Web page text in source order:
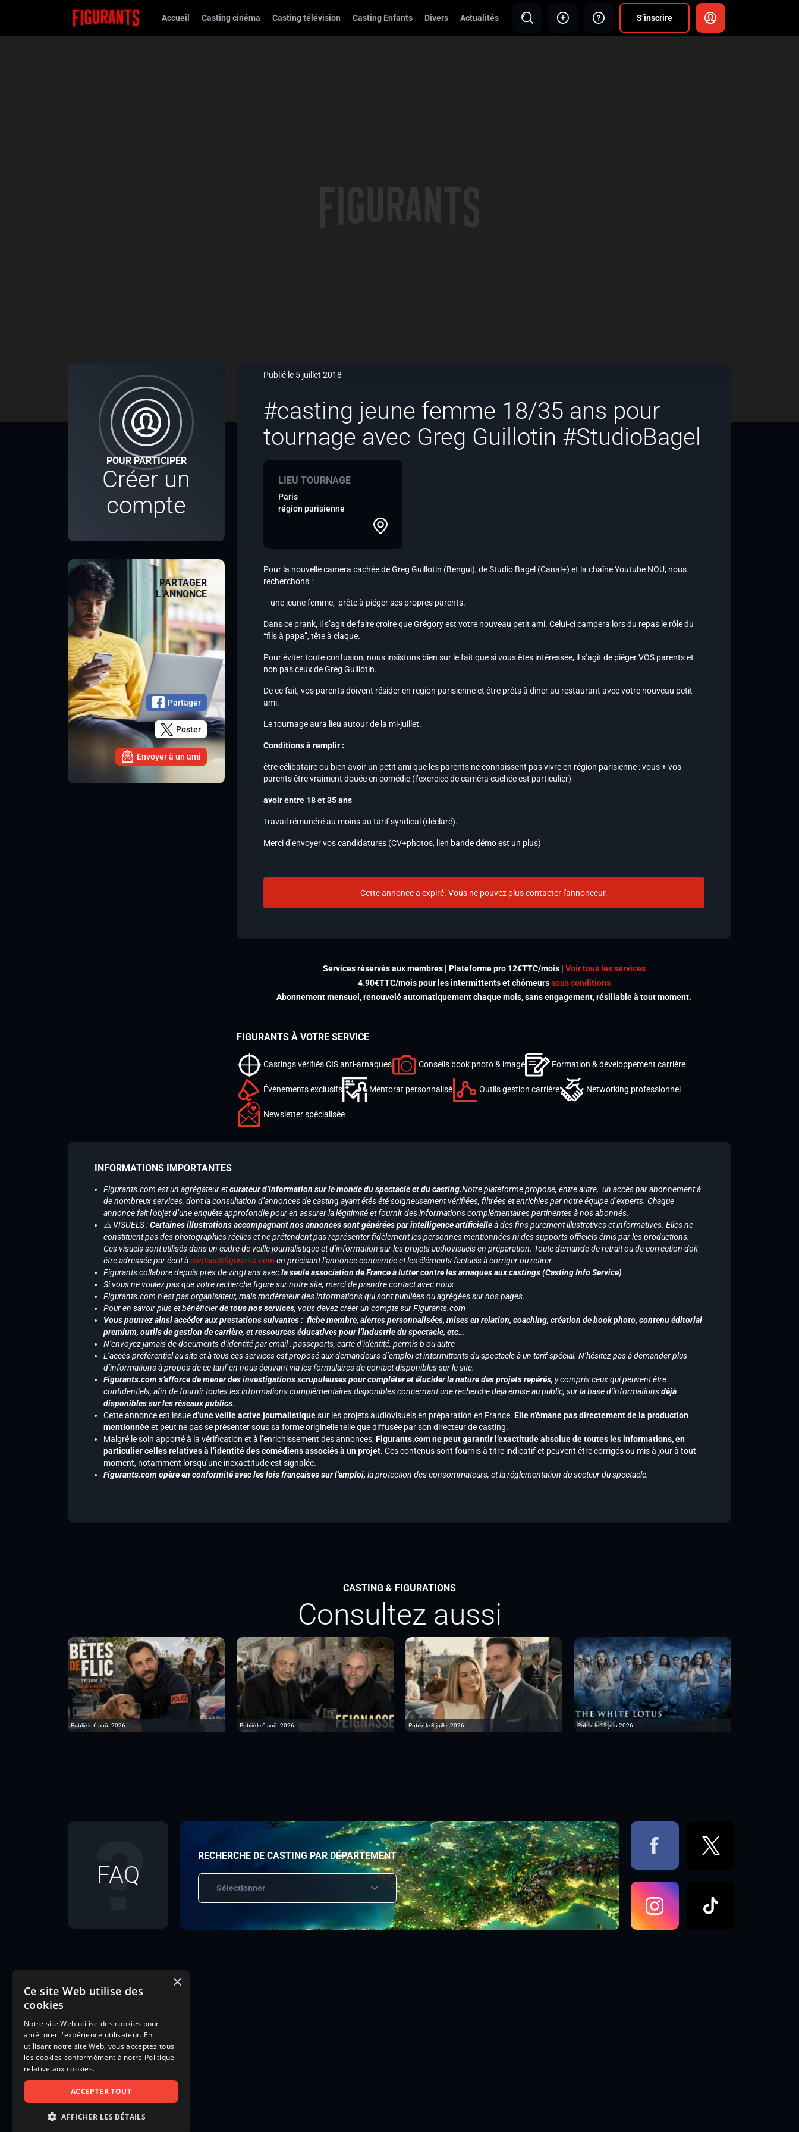
Accueil Casting cinéma Casting télévision Casting Enfants Divers Actualités S’inscrire
POUR PARTICIPER
Créer un
compte
PARTAGER
L’ANNONCE
Partager
Poster
Envoyer à un ami
Publié le 5 juillet 2018
#casting jeune femme 18/35 ans pour
tournage avec Greg Guillotin #StudioBagel
LIEU TOURNAGE
Paris
région parisienne
Pour la nouvelle camera cachée de Greg Guillotin (Bengui), de Studio Bagel (Canal+) et la chaîne Youtube NOU, nous
recherchons :
– une jeune femme, prête à piéger ses propres parents.
Dans ce prank, il s’agit de faire croire que Grégory est votre nouveau petit ami. Celui-ci campera lors du repas le rôle du
“fils à papa”, tête à claque.
Pour éviter toute confusion, nous insistons bien sur le fait que si vous êtes intéressée, il s’agit de piéger VOS parents et
non pas ceux de Greg Guillotin.
De ce fait, vos parents doivent résider en region parisienne et être prêts à diner au restaurant avec votre nouveau petit
ami.
Le tournage aura lieu autour de la mi-juillet.
Conditions à remplir :
être célibataire ou bien avoir un petit ami que les parents ne connaissent pas vivre en région parisienne : vous + vos
parents être vraiment douée en comédie (l’exercice de caméra cachée est particulier)
avoir entre 18 et 35 ans
Travail rémunéré au moins au tarif syndical (déclaré).
Merci d’envoyer vos candidatures (CV+photos, lien bande démo est un plus)
Cette annonce a expiré. Vous ne pouvez plus contacter l'annonceur.
Services réservés aux membres | Plateforme pro 12€TTC/mois | Voir tous les services
4.90€TTC/mois pour les intermittents et chômeurssous conditions
Abonnement mensuel, renouvelé automatiquement chaque mois, sans engagement, résiliable à tout moment.
FIGURANTS À VOTRE SERVICE
Castings vérifiés CIS anti-arnaques Conseils book photo & image Formation & développement carrière
Événements exclusifs Mentorat personnalisé Outils gestion carrière Networking professionnel
Newsletter spécialisée
INFORMATIONS IMPORTANTES
Figurants.com est un agrégateur etcurateur d’information sur le monde du spectacle et du casting.Notre plateforme propose, entre autre, un accès par abonnement à
de nombreux services, dont la consultation d’annonces de casting ayant étés été soigneusement vérifiées, filtrées et enrichies par notre équipe d’experts. Chaque
annonce fait l’objet d’une enquête approfondie pour en assurer la légitimité et fournir des informations complémentaires pertinentes à nos abonnés.
⚠️ VISUELS :Certaines illustrations accompagnant nos annonces sont générées par intelligence artificielleà des fins purement illustratives et informatives. Elles ne
constituent pas des photographies réelles et ne prétendent pas représenter fidèlement les personnes mentionnées ni des supports officiels émis par les productions.
Ces visuels sont utilisés dans un cadre de veille journalistique et d’information sur les projets audiovisuels en préparation. Toute demande de retrait ou de correction doit
être adressée par écrit àcontact@figurants.com en précisant l’annonce concernée et les éléments factuels à corriger ou retirer.
Figurants collabore depuis près de vingt ans avecla seule association de France à lutter contre les arnaques aux castings (Casting Info Service)
Si vous ne voulez pas que votre recherche figure sur notre site, merci de prendre contact avec nous
Figurants.com n’est pas organisateur, mais modérateur des informations qui sont publiées ou agrégées sur nos pages.
Pour en savoir plus et bénéficierde tous nos services, vous devez créer un compte sur Figurants.com
Vous pourrez ainsi accéder aux prestations suivantes : fiche membre, alertes personnalisées, mises en relation, coaching, création de book photo, contenu éditorial
premium, outils de gestion de carrière, et ressources éducatives pour l’industrie du spectacle, etc…
N’envoyez jamais de documents d’identité par email : passeports, carte d’identité, permis b ou autre
L’accès préférentiel au site et à tous ces services est proposé aux demandeurs d’emploi et intermittents du spectacle à un tarif spécial. N’hésitez pas à demander plus
d’informations à propos de ce tarif en nous écrivant via les formulaires de contact disponibles sur le site.
Figurants.com s’efforce de mener des investigations scrupuleuses pour compléter et élucider la nature des projets repérés, y compris ceux qui peuvent être
confidentiels, afin de fournir toutes les informations complémentaires disponibles concernant une recherche déjà émise au public, sur la base d’informationsdéjà
disponibles sur les réseaux publics.
Cette annonce est issued’une veille active journalistiquesur les projets audiovisuels en préparation en France. Elle n’émane pas directement de la production
mentionnéeet peut ne pas se présenter sous sa forme originelle telle que diffusée par son directeur de casting.
Malgré le soin apporté à la vérification et à l’enrichissement des annonces,Figurants.com ne peut garantir l’exactitude absolue de toutes les informations, en
particulier celles relatives à l’identité des comédiens associés à un projet. Ces contenus sont fournis à titre indicatif et peuvent être corrigés ou mis à jour à tout
moment, notamment lorsqu’une inexactitude est signalée.
Figurants.com opère en conformité avec les lois françaises sur l’emploi, la protection des consommateurs, et la réglementation du secteur du spectacle.
CASTING & FIGURATIONS
Consultez aussi
Publié le 6 août 2026 Publié le 6 août 2026 Publié le 3 juillet 2026 Publié le 12 juin 2026
FAQ
RECHERCHE DE CASTING PAR DÉPARTEMENT
Sélectionner
×
Ce site Web utilise des
cookies
Notre site Web utilise des cookies pour
améliorer l'expérience utilisateur. En
utilisant notre site Web, vous acceptez tous
les cookies conformément à notre Politique
relative aux cookies.
ACCEPTER TOUT
AFFICHER LES DÉTAILS